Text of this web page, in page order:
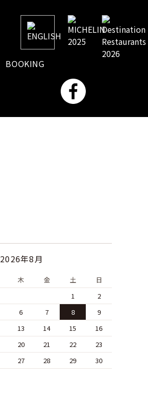
BOOKING
2026年8月
木 金 土
日
1
2
6 7 8
9
13 14 15
16
20 21 22
23
27 28 29
30